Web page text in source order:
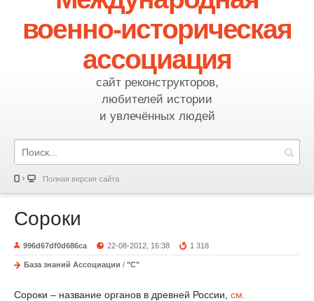
военно-историческая
ассоциация
сайт реконструкторов,
любителей истории
и увлечённых людей
Полная версия сайта
Сороки
996d67df0d686ca 22-08-2012, 16:38 1 318
База знаний Ассоциации / "С"
Сороки – название органов в древней России, см.